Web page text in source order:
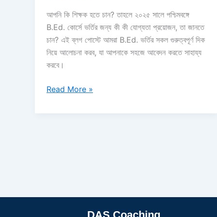
আপনি কি শিক্ষক হতে চান? তাহলে ২০২৫ সালে পশ্চিমবঙ্গে
B.Ed. কোর্সে ভর্তির জন্য কী কী যোগ্যতা প্রয়োজন, তা জানতে
চান? এই ব্লগ পোস্টে আমরা B.Ed. ভর্তির সকল গুরুত্বপূর্ণ দিক
নিয়ে আলোচনা করব, যা আপনাকে সহজে আবেদন করতে সাহায্য
করবে।
Read More »